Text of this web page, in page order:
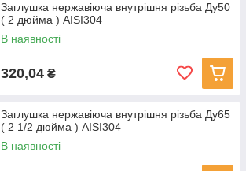
Заглушка нержавіюча внутрішня різьба Ду50
( 2 дюйма ) AISI304
В наявності
320,04 ₴
Заглушка нержавіюча внутрішня різьба Ду65
( 2 1/2 дюйма ) AISI304
В наявності